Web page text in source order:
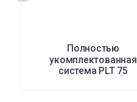
Полностью
укомплектованная
система PLT 75